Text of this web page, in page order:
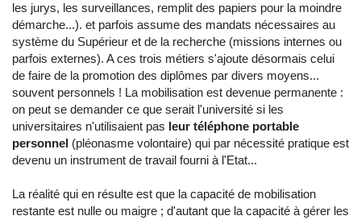
les jurys, les surveillances, remplit des papiers pour la moindre
démarche...). et parfois assume des mandats nécessaires au
système du Supérieur et de la recherche (missions internes ou
parfois externes). A ces trois métiers s'ajoute désormais celui
de faire de la promotion des diplômes par divers moyens...
souvent personnels ! La mobilisation est devenue permanente :
on peut se demander ce que serait l'université si les
universitaires n'utilisaient pas leur téléphone portable
personnel (pléonasme volontaire) qui par nécessité pratique est
devenu un instrument de travail fourni à l'Etat...
La réalité qui en résulte est que la capacité de mobilisation
restante est nulle ou maigre ; d'autant que la capacité à gérer les